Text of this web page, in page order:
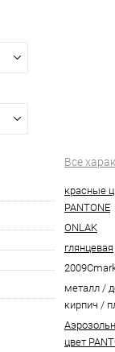
Все
красные
PANTONE
ONLAK
глянцевая
металл /
кирпич /
цвет